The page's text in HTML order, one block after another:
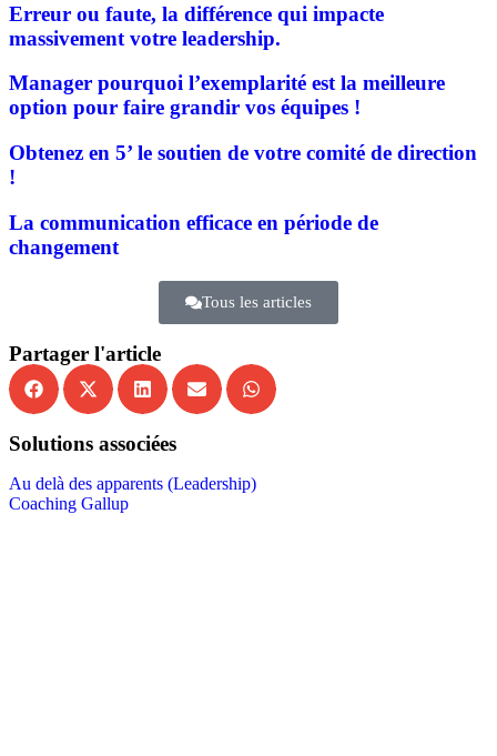
Erreur ou faute, la différence qui impacte
massivement votre leadership.
Manager pourquoi l’exemplarité est la meilleure
option pour faire grandir vos équipes !
Obtenez en 5’ le soutien de votre comité de direction
!
La communication efficace en période de
changement
Tous les articles
Partager l'article
Solutions associées
Au delà des apparents (Leadership)
Coaching Gallup